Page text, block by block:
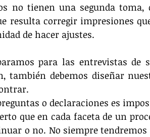
no tienen una segunda toma,
resulta corregir impresiones
de hacer ajustes.
para las entrevistas de
también debemos diseñar
o declaraciones es
que en cada faceta de un
o no. No siempre